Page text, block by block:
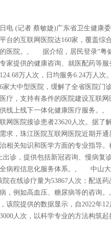
(记者 蔡敏婕)广东省卫生健康委
台的互联网医院达160家，覆盖综
医院。, 据介绍，居民登录“粤
家提供的健康咨询、就医配药
万人次，日均服务6.24万人次
家大中型医院，缓解了全省医院
疗，支持有条件的医院建设互联
线上线下一体化健康医疗服务
网医院接诊患者23620人次。据
求，珠江医院互联网医院近期开
相关知识和医学方面的专业指导
出诊，提供包括新冠咨询、慢病复
病程信息化服务体系。, 中山大
院在线诊疗量为53867人次；配送
，例如高血压、糖尿病等的咨
该院提供的数据显示，自2022年
人次，以科学专业的方法构筑